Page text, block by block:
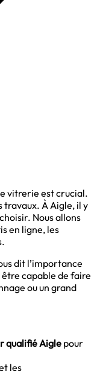
vitrerie est crucial.
travaux. À Aigle, il y
Nous allons
en ligne, les
dit l’importance
capable de faire
ou un grand
qualifié Aigle pour
les